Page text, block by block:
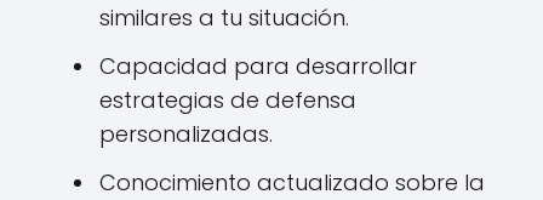
similares a tu situación.
Capacidad para desarrollar
estrategias de defensa
personalizadas.
Conocimiento actualizado sobre la